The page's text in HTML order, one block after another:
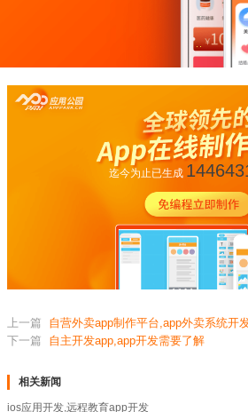
迄今为止已生成
上一篇
自营外卖app制作平台,app外卖系统开
下一篇
自主开发app,app开发需要了解
相关新闻
ios应用开发,远程教育app开发